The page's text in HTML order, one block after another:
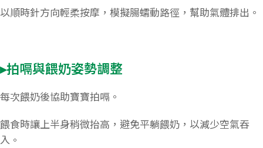
以順時針方向輕柔按摩，模擬腸蠕動路徑，幫助氣體排出。
▸拍嗝與餵奶姿勢調整
每次餵奶後協助寶寶拍嗝。
餵食時讓上半身稍微抬高，避免平躺餵奶，以減少空氣吞
入。